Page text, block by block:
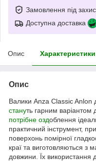
Замовлення під
Доступна доставка
Опис Характеристики
Опис
Валики Anza Classic Anlon
стануть гарним варіантом
потрібне оздоблення
практичний інструмент,
поверхонь помірної
краї та виготовляються з
довжини. Їх використання